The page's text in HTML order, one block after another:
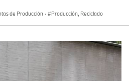
de Producción · Producción, Reciclado